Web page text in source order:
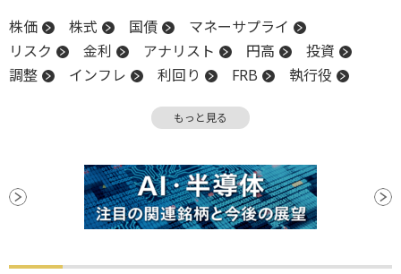
株価 株式 国債
マネーサプライ
リスク
金利 アナリスト 円高
投資
調整
インフレ 利回り FRB
執行役
もっと見る